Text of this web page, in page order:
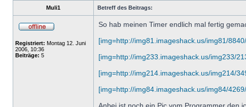
Muli1 Betreff des Beitrags:
Registriert: Montag 12. Juni
2006, 10:36
Beiträge: 5
So hab meinen Timer endlich mal fertig
[img=http://img81.imageshack.us/img81/
[img=http://img233.imageshack.us/img233/
[img=http://img214.imageshack.us/img214/
[img=http://img84.imageshack.us/img84/